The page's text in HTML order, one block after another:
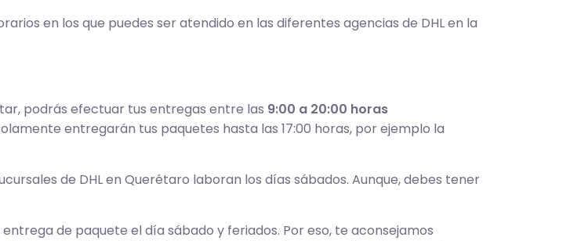
en los que puedes ser atendido en las diferentes agencias de DHL en la
podrás efectuar tus entregas entre las 9:00 a 20:00 horas
entregarán tus paquetes hasta las 17:00 horas, por ejemplo la
de DHL en Querétaro laboran los días sábados. Aunque, debes tener
de paquete el día sábado y feriados. Por eso, te aconsejamos